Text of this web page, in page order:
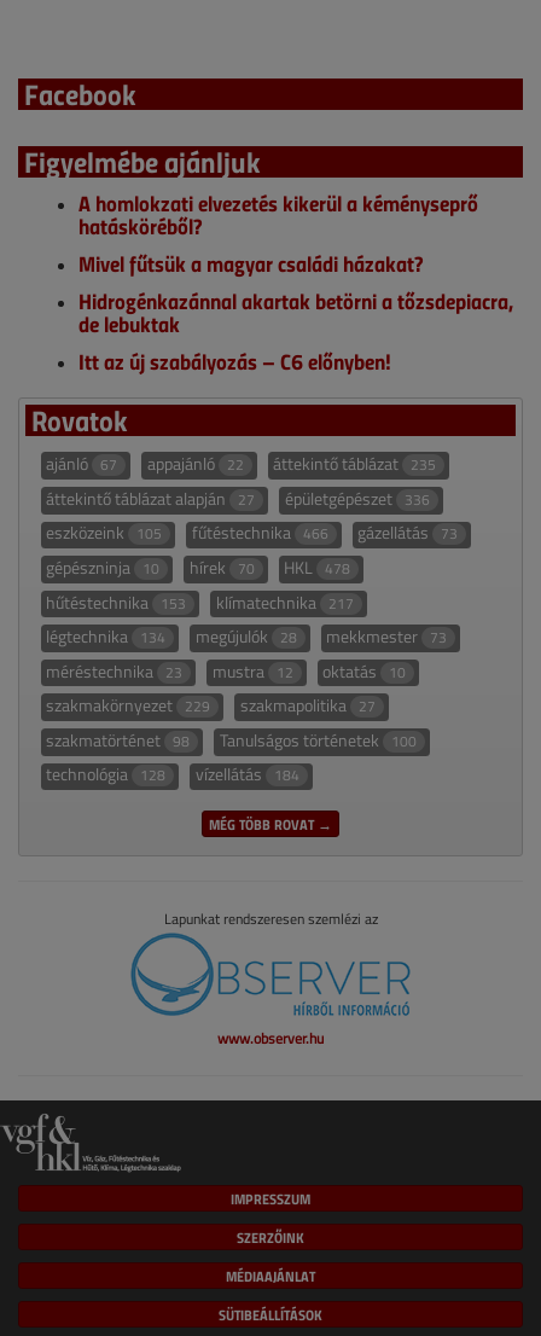
Facebook
Figyelmébe ajánljuk
A homlokzati elvezetés kikerül a kéményseprő
hatásköréből?
Mivel fűtsük a magyar családi házakat?
Hidrogénkazánnal akartak betörni a tőzsdepiacra,
de lebuktak
Itt az új szabályozás – C6 előnyben!
Rovatok
ajánló 67 appajánló 22 áttekintő táblázat 235
áttekintő táblázat alapján 27 épületgépészet 336
eszközeink 105 fűtéstechnika 466 gázellátás 73
gépészninja 10 hírek 70 HKL 478
hűtéstechnika 153 klímatechnika 217
légtechnika 134 megújulók 28 mekkmester 73
méréstechnika 23 mustra 12 oktatás 10
szakmakörnyezet 229 szakmapolitika 27
szakmatörténet 98 Tanulságos történetek 100
technológia 128 vízellátás 184
MÉG TÖBB ROVAT →
Lapunkat rendszeresen szemlézi az
www.observer.hu
IMPRESSZUM
SZERZŐINK
MÉDIAAJÁNLAT
SÜTIBEÁLLÍTÁSOK